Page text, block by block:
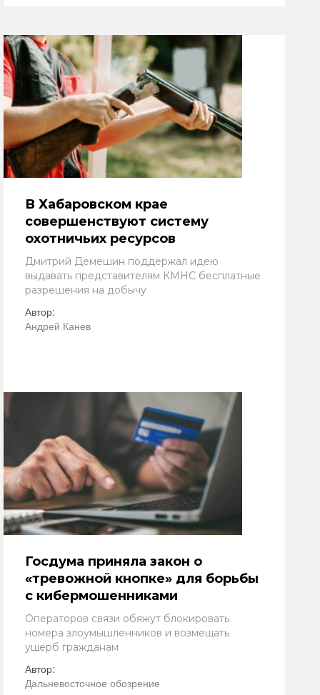
В Хабаровском крае
совершенствуют систему
охотничьих ресурсов
Дмитрий Демешин поддержал идею
выдавать представителям КМНС бесплатные
разрешения на добычу
Автор:
Андрей Канев
Госдума приняла закон о
«тревожной кнопке» для борьбы
с кибермошенниками
Операторов связи обяжут блокировать
номера злоумышленников и возмещать
ущерб гражданам
Автор:
Дальневосточное обозрение